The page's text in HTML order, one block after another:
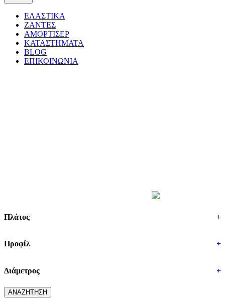
ΕΛΑΣΤΙΚΑ
ΖΑΝΤΕΣ
ΑΜΟΡΤΙΣΕΡ
ΚΑΤΑΣΤΗΜΑΤΑ
BLOG
ΕΠΙΚΟΙΝΩΝΙΑ
Πλάτος +
Προφίλ +
Διάμετρος +
ΑΝΑΖΗΤΗΣΗ